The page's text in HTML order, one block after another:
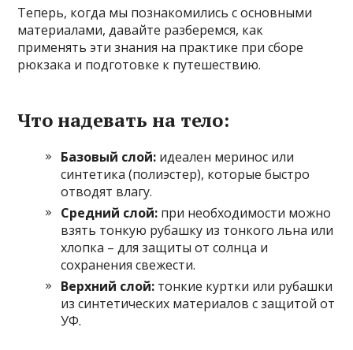
Теперь, когда мы познакомились с основными
материалами, давайте разберемся, как
применять эти знания на практике при сборе
рюкзака и подготовке к путешествию.
Что надевать на тело:
Базовый слой: идеален меринос или
синтетика (полиэстер), которые быстро
отводят влагу.
Средний слой: при необходимости можно
взять тонкую рубашку из тонкого льна или
хлопка – для защиты от солнца и
сохранения свежести.
Верхний слой: тонкие куртки или рубашки
из синтетических материалов с защитой от
УФ.